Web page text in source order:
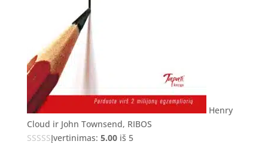
Henry
Cloud ir John Townsend, RIBOS
Įvertinimas: 5.00iš 5